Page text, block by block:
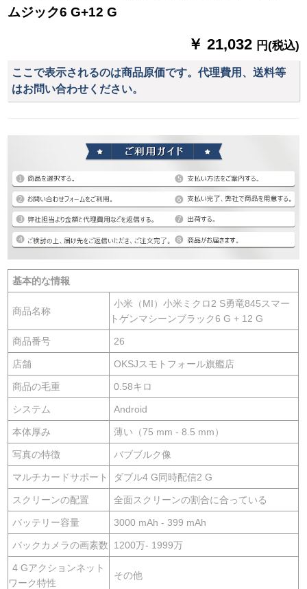
ムジック6 G+12 G
￥ 21,032 円(税込)
ここで表示されるのは商品原価です。代理費用、送料等
はお問い合わせください。
基本的な情報
商品名称
小米（MI）小米ミクロ2 S勇竜845スマー
トゲンマシーンブラック6 G + 12 G
商品番号 26
店舗 OKSJスモトフォール旗艦店
商品の毛重 0.58キロ
システム Android
本体厚み 薄い（75 mm - 8.5 mm）
写真の特徴 バブブルク像
マルチカードサポート ダブル4 G同時配信2 G
スクリーンの配置 全面スクリーンの割合に合っている
バッテリー容量 3000 mAh - 399 mAh
バックカメラの画素数 1200万- 1999万
4 Gアクションネット
ワーク特性
その他